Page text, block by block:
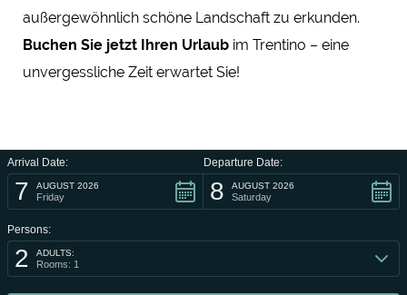
außergewöhnlich schöne Landschaft zu erkunden.
Buchen Sie jetzt Ihren Urlaub im Trentino – eine
unvergessliche Zeit erwartet Sie!
Arrival Date:
7 AUGUST 2026
Friday
Departure Date:
8 AUGUST 2026
Saturday
Persons:
2 ADULTS:
Rooms: 1